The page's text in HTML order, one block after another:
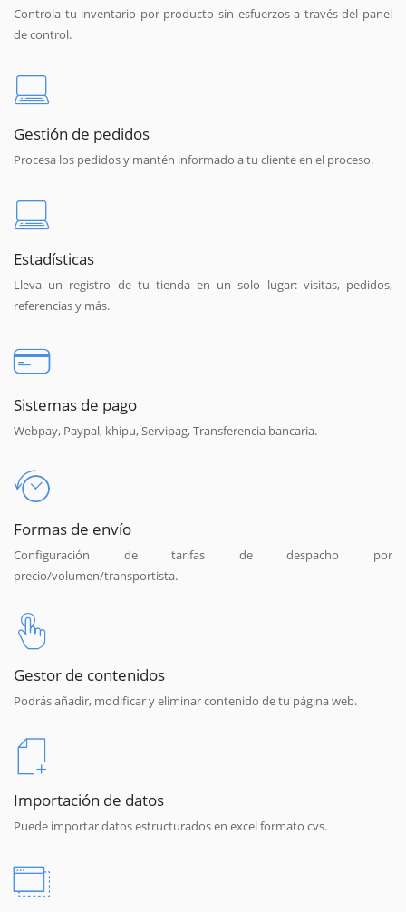
Controla tu inventario por producto sin esfuerzos a través del panel
de control.
Gestión de pedidos
Procesa los pedidos y mantén informado a tu cliente en el proceso.
Estadísticas
Lleva un registro de tu tienda en un solo lugar: visitas, pedidos,
referencias y más.
Sistemas de pago
Webpay, Paypal, khipu, Servipag, Transferencia bancaria.
Formas de envío
Configuración de tarifas de despacho por
precio/volumen/transportista.
Gestor de contenidos
Podrás añadir, modificar y eliminar contenido de tu página web.
Importación de datos
Puede importar datos estructurados en excel formato cvs.